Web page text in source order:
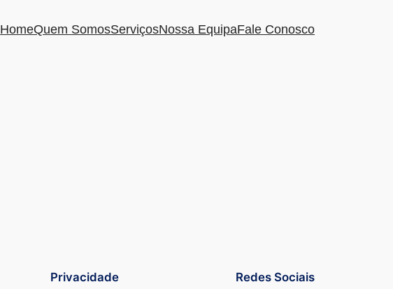
HomeQuem SomosServiçosNossa EquipaFale Conosco
Privacidade Redes Sociais